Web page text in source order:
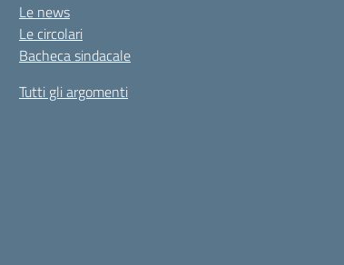
Le news
Le circolari
Bacheca sindacale
Tutti gli argomenti